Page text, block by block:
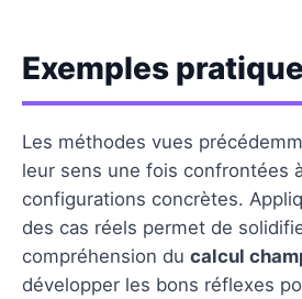
Exemples
Les méthodes vues
leur sens une fois confrontées
configurations concrètes.
des cas réels permet de
compréhension du calcul
développer les bons réflexes